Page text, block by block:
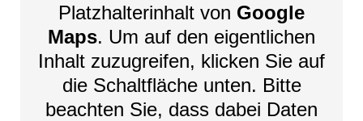
Platzhalterinhalt von Google
Maps. Um auf den eigentlichen
Inhalt zuzugreifen, klicken Sie auf
die Schaltfläche unten. Bitte
beachten Sie, dass dabei Daten